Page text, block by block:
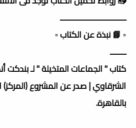
ـــــــــــــــــــــــــــــــــ
▫️ 📘 نبذة عن الكتاب ▫️
ــــــــ
كتاب " الجماعات المتخيلة " لـ
الشرقاوي | صدر عن المشروع
بالقاهرة.